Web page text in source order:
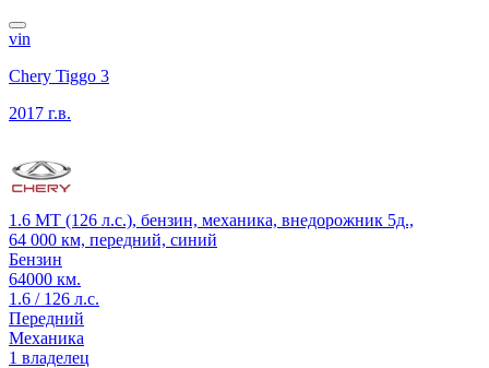
vin
Chery Tiggo 3
2017 г.в.
1.6 MT (126 л.с.), бензин, механика, внедорожник 5д.,
64 000 км, передний, синий
Бензин
64000 км.
1.6 / 126 л.с.
Передний
Механика
1 владелец